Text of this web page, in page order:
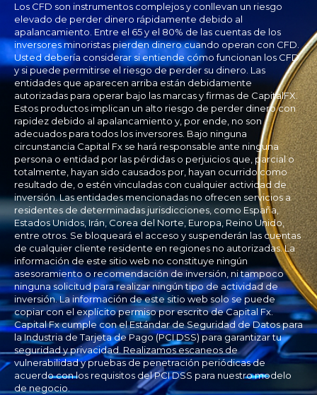
Los CFD son instrumentos complejos y conllevan un riesgo
elevado de perder dinero rápidamente debido al
apalancamiento. Entre el 65 y el 80% de las cuentas de los
inversores minoristas pierden dinero cuando operan con CFD.
Usted debería considerar si entiende cómo funcionan los CFD
y si puede permitirse el riesgo de perder su dinero. Las
entidades que aparecen arriba están debidamente
autorizadas para operar bajo las marcas y firmas de CapitalFX.
Estos productos implican un alto riesgo de perder dinero con
rapidez debido al apalancamiento y, por ende, no son
adecuados para todos los inversores. Bajo ninguna
circunstancia Capital Fx se hará responsable ante ninguna
persona o entidad por las pérdidas o perjuicios que, parcial o
totalmente, hayan sido causados por, hayan ocurrido como
resultado de, o estén vinculadas con cualquier actividad de
inversión. Las entidades mencionadas no ofrecen servicios a
residentes de determinadas jurisdicciones, como España,
Estados Unidos, Irán, Corea del Norte, Europa, Reino Unido,
entre otros. Se bloqueará el acceso y suspenderán las cuentas
de cualquier cliente residente en regiones no autorizadas. La
información de este sitio web no constituye ningún
asesoramiento o recomendación de inversión, ni tampoco
ninguna solicitud para realizar ningún tipo de actividad de
inversión. La información de este sitio web solo se puede
copiar con el explícito permiso por escrito de Capital Fx.
Capital Fx cumple con el Estándar de Seguridad de Datos para
la Industria de Tarjeta de Pago (PCI DSS) para garantizar tu
seguridad y privacidad. Realizamos escaneos de
vulnerabilidad y pruebas de penetración periódicas de
acuerdo con los requisitos del PCI DSS para nuestro modelo
de negocio.